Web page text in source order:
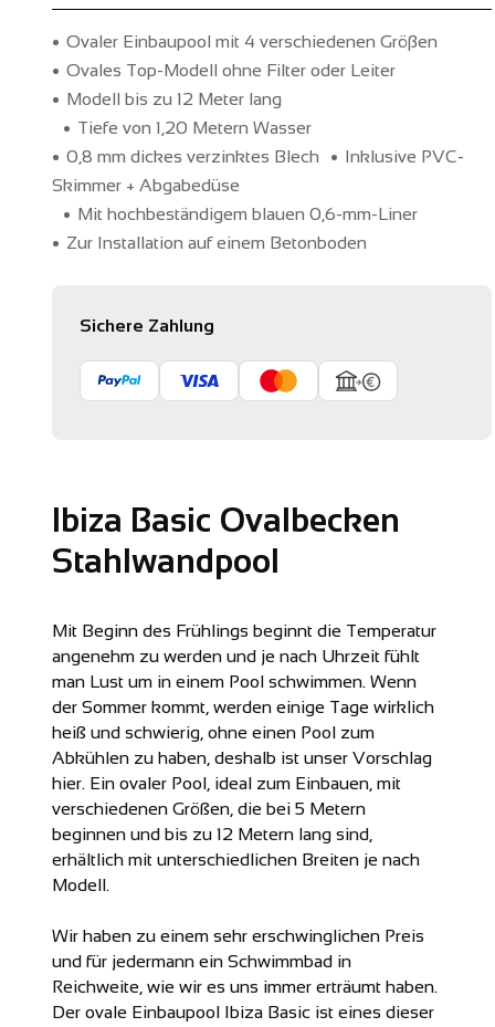
Sichere Zahlung
Ovaler Einbaupool mit 4 verschiedenen Gröβen
Ovales Top-Modell ohne Filter oder Leiter
Modell bis zu 12 Meter lang
Tiefe von 1,20 Metern Wasser
0,8 mm dickes verzinktes Blech
Inklusive PVC-
Skimmer + Abgabedüse
Mit hochbeständigem blauen 0,6-mm-Liner
Zur Installation auf einem Betonboden
Ibiza Basic Ovalbecken
Stahlwandpool
Mit Beginn des Frühlings beginnt die Temperatur
angenehm zu werden und je nach Uhrzeit fühlt
man Lust um in einem Pool schwimmen. Wenn
der Sommer kommt, werden einige Tage wirklich
heiß und schwierig, ohne einen Pool zum
Abkühlen zu haben, deshalb ist unser Vorschlag
hier. Ein ovaler Pool, ideal zum Einbauen, mit
verschiedenen Größen, die bei 5 Metern
beginnen und bis zu 12 Metern lang sind,
erhältlich mit unterschiedlichen Breiten je nach
Modell.
Wir haben zu einem sehr erschwinglichen Preis
und für jedermann ein Schwimmbad in
Reichweite, wie wir es uns immer erträumt haben.
Der ovale Einbaupool Ibiza Basic ist eines dieser